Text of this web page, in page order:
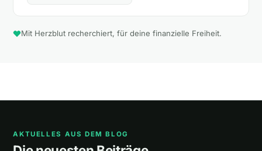
Mit Herzblut recherchiert, für deine finanzielle Freiheit.
AKTUELLES AUS DEM BLOG